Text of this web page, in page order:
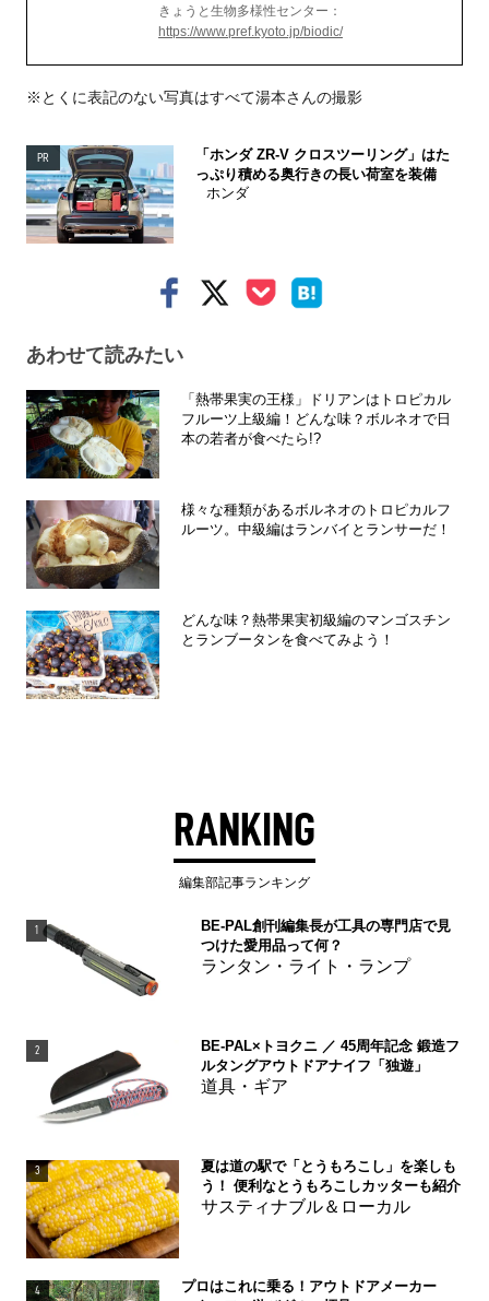
きょうと生物多様性センター：
https://www.pref.kyoto.jp/biodic/
※とくに表記のない写真はすべて湯本さんの撮影
PR
「ホンダ ZR-V クロスツーリング」はた
っぷり積める奥行きの長い荷室を装備
ホンダ
あわせて読みたい
「熱帯果実の王様」ドリアンはトロピカル
フルーツ上級編！どんな味？ボルネオで日
本の若者が食べたら!?
様々な種類があるボルネオのトロピカルフ
ルーツ。中級編はランバイとランサーだ！
どんな味？熱帯果実初級編のマンゴスチン
とランブータンを食べてみよう！
RANKING
編集部記事ランキング
1
BE-PAL創刊編集長が工具の専門店で見
つけた愛用品って何？
ランタン・ライト・ランプ
2
BE-PAL×トヨクニ ／ 45周年記念 鍛造フ
ルタングアウトドアナイフ「独遊」
道具・ギア
3
夏は道の駅で「とうもろこし」を楽しも
う！ 便利なとうもろこしカッターも紹介
サスティナブル＆ローカル
4
プロはこれに乗る！アウトドアメーカー